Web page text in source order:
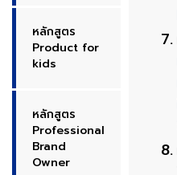
หลักสูตร
Product for
kids
หลักสูตร
Professional
Brand
Owner